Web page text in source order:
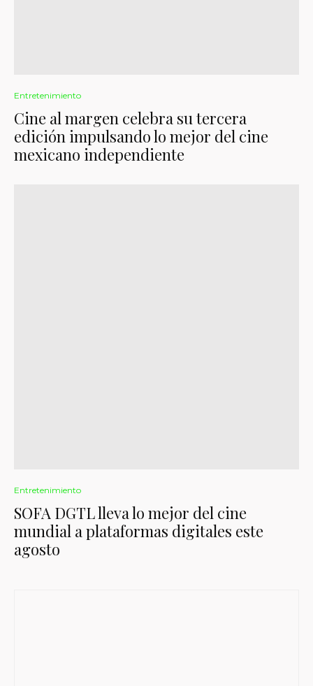
Entretenimiento
Cine al margen celebra su tercera
edición impulsando lo mejor del cine
mexicano independiente
Entretenimiento
SOFA DGTL lleva lo mejor del cine
mundial a plataformas digitales este
agosto